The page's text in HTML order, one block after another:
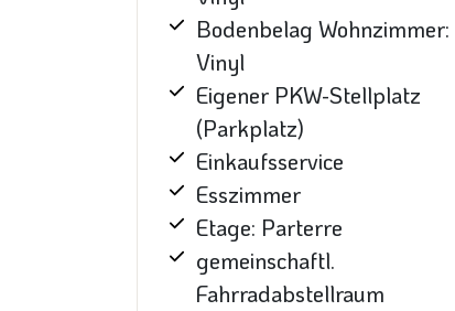
Bodenbelag Wohnzimmer:
Vinyl
Eigener PKW-Stellplatz
(Parkplatz)
Einkaufsservice
Esszimmer
Etage: Parterre
gemeinschaftl.
Fahrradabstellraum